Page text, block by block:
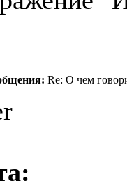
Re: О чем